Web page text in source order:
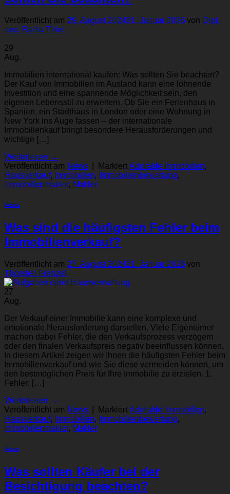
Veröffentlicht am 29. August 202421. Januar 2026 von Dipl.
oec. Raisa Thiel
29
Aug.
Immobilien international kaufen: Was sollten Sie beachten?
Der Kauf von Immobilien im Ausland kann eine lohnende
Investition und eine spannende Möglichkeit sein, den
eigenen Lebensstil zu erweitern. Ob Sie ein Ferienhaus in
Spanien, ein Stadthaus in London oder eine Wohnung in
New York ins Auge fassen – der internationale
Immobilienkauf bringt besondere Herausforderungen und
wichtige […]
Weiterlesen →
Veröffentlicht am News MarkiertAdorable Immobilien,
Hausverkauf, Immobilien, Immobilienbewertung,
Immobilienmakler, Makler
News
Was sind die häufigsten Fehler beim
Immobilienverkauf?
Veröffentlicht am 27. August 202421. Januar 2026 von
Thorsten Frenzel
27
Aug.
Der Verkauf einer Immobilie kann eine komplexe und
emotionale Herausforderung darstellen. Viele Eigentümer
machen dabei Fehler, die den Verkaufsprozess verzögern
oder den finalen Verkaufspreis negativ beeinflussen können.
In diesem Artikel zeigen wir Ihnen die häufigsten Fehler beim
Immobilienverkauf und wie Sie diese vermeiden können, um
den bestmöglichen Preis für Ihre Immobilie zu erzielen. 1.
Fehler: […]
Weiterlesen →
Veröffentlicht am News MarkiertAdorable Immobilien,
Hausverkauf, Immobilien, Immobilienbewertung,
Immobilienmakler, Makler
News
Was sollten Käufer bei der
Besichtigung beachten?